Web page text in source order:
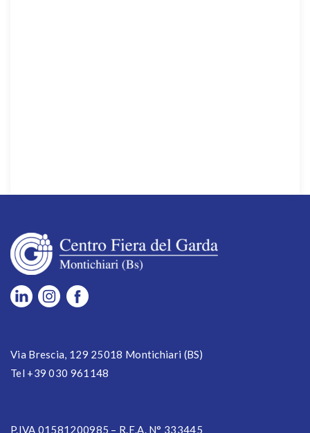
Via Brescia, 129 25018 Montichiari (BS)
Tel +39 030 961148
P.IVA 01581200985 – R.E.A. N° 333445